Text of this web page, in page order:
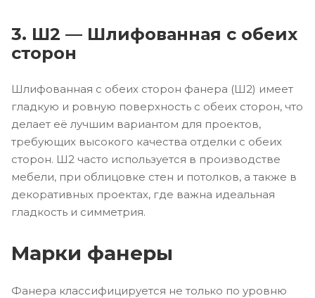
3. Ш2 — Шлифованная с обеих
сторон
Шлифованная с обеих сторон фанера (Ш2) имеет
гладкую и ровную поверхность с обеих сторон, что
делает её лучшим вариантом для проектов,
требующих высокого качества отделки с обеих
сторон. Ш2 часто используется в производстве
мебели, при облицовке стен и потолков, а также в
декоративных проектах, где важна идеальная
гладкость и симметрия.
Марки фанеры
Фанера классифицируется не только по уровню